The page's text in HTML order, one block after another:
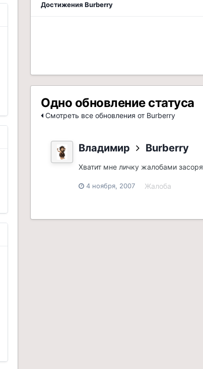
Достижения Burberry
Одно обновление статуса
Смотреть все обновления от Burberry
Владимир Burberry
Хватит мне личку жалобами
4 ноября, 2007 Жалоба